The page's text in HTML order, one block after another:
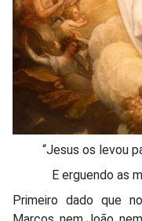
“Jesus os levou
E erguendo as
Primeiro dado que